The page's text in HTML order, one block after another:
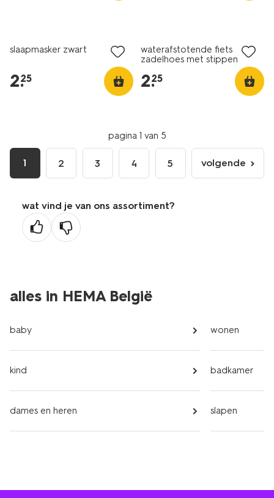
slaapmasker zwart
2.
25
waterafstotende fiets
zadelhoes met stippen
2.
25
pagina 1 van 5
1 2 3 4 5
volgende
pagina
volgende
wat vind je van ons assortiment?
alles in HEMA België
baby
kind
dames en heren
wonen
badkamer
slapen